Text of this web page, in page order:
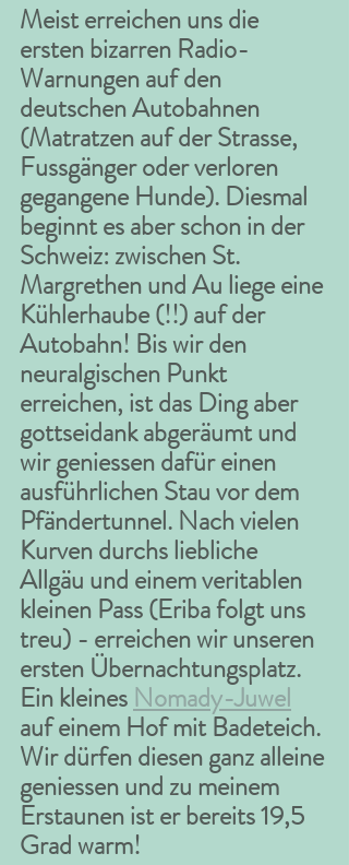
Meist erreichen uns die
ersten bizarren Radio-
Warnungen auf den
deutschen Autobahnen
(Matratzen auf der Strasse,
Fussgänger oder verloren
gegangene Hunde). Diesmal
beginnt es aber schon in der
Schweiz: zwischen St.
Margrethen und Au liege eine
Kühlerhaube (!!) auf der
Autobahn! Bis wir den
neuralgischen Punkt
erreichen, ist das Ding aber
gottseidank abgeräumt und
wir geniessen dafür einen
ausführlichen Stau vor dem
Pfändertunnel. Nach vielen
Kurven durchs liebliche
Allgäu und einem veritablen
kleinen Pass (Eriba folgt uns
treu) - erreichen wir unseren
ersten Übernachtungsplatz.
Ein kleines Nomady-Juwel
auf einem Hof mit Badeteich.
Wir dürfen diesen ganz alleine
geniessen und zu meinem
Erstaunen ist er bereits 19,5
Grad warm!